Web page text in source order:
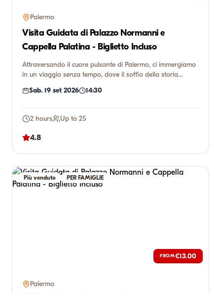
Palermo
Visita Guidata di Palazzo Normanni e
Cappella Palatina - Biglietto Incluso
Attraversando il cuore pulsante di Palermo, ci immergiamo
in un viaggio senza tempo, dove il soffio della storia
Sab. 19 set 2026 14:30
2 hours Up to 25
4.8
Più venduto PER FAMIGLIE
FROM€13.00
Palermo